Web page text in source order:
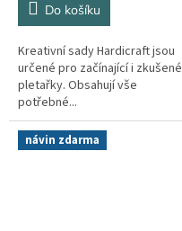
Do košíku
Kreativní sady Hardicraft jsou
určené pro začínající i zkušené
pletařky. Obsahují vše
potřebné...
návin zdarma